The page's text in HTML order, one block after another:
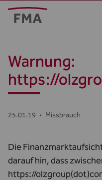
Warnung:
https://
25.01.19 • Missbrauch
Die
darauf hin, dass
https://